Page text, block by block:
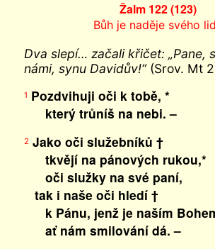
Žalm 122 (123)
Bůh je naděje svého
Dva slepí… začali křičet: „Pane,
námi, synu Davidův!“(Srov. Mt
1 Pozdvihuji oči k tobě, *
který trůníš na nebi. –
2 Jako oči služebníků †
tkvějí na pánových rukou,*
oči služky na své paní,
tak i naše oči hledí †
k Pánu, jenž je naším
ať nám smilování dá. –